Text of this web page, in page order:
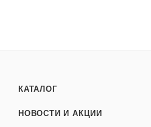
КАТАЛОГ
НОВОСТИ И АКЦИИ